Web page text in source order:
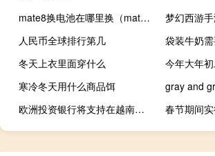
mate8换电池在哪里换（mate8评测）
梦幻西游
人民币全球排行第几
袋装牛奶
冬天上衣里面穿什么
今年大年
寒冷冬天用什么商品饵
gray and
欧洲投资银行将支持在越南实施公正能源转型伙伴关系计划
春节期间